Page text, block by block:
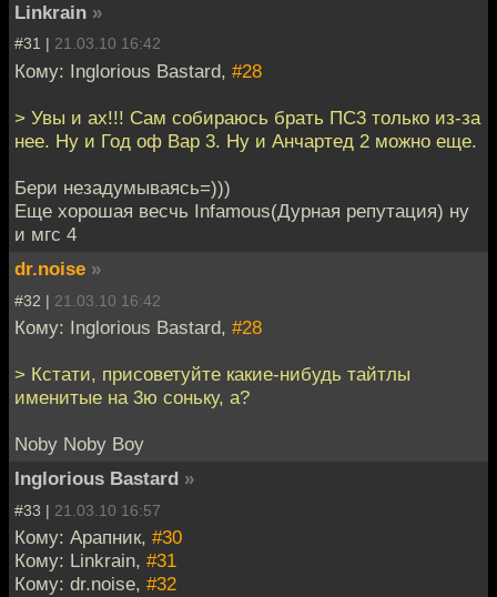
Linkrain »
#31 | 21.03.10 16:42
Кому: Inglorious Bastard, #28
> Увы и ах!!! Сам собираюсь брать ПС3 только из-за
нее. Ну и Год оф Вар 3. Ну и Анчартед 2 можно еще.
Бери незадумываясь=)))
Еще хорошая весчь Infamous(Дурная репутация) ну
и мгс 4
dr.noise »
#32 | 21.03.10 16:42
Кому: Inglorious Bastard, #28
> Кстати, присоветуйте какие-нибудь тайтлы
именитые на 3ю соньку, а?
Noby Noby Boy
Inglorious Bastard »
#33 | 21.03.10 16:57
Кому: Арапник, #30
Кому: Linkrain, #31
Кому: dr.noise, #32